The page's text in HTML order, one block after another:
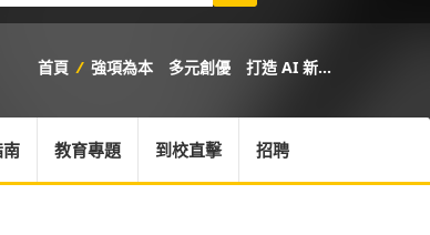
首頁 / 強項為本 多元創優 打造 AI 新...
教育專題 到校直擊 招聘